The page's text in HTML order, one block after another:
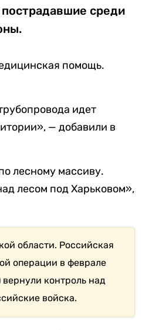
среди
помощь.
идет
— добавили в
лесному массиву.
лесом под Харьковом»,
области. Российская
операции в феврале
контроль над
войска.